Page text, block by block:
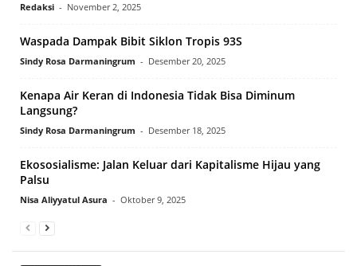
Redaksi - November 2, 2025
Waspada Dampak Bibit Siklon Tropis 93S
Sindy Rosa Darmaningrum - Desember 20, 2025
Kenapa Air Keran di Indonesia Tidak Bisa Diminum
Langsung?
Sindy Rosa Darmaningrum - Desember 18, 2025
Ekososialisme: Jalan Keluar dari Kapitalisme Hijau yang
Palsu
Nisa Aliyyatul Asura - Oktober 9, 2025